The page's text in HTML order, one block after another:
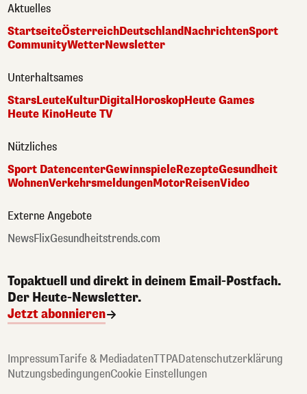
Aktuelles
StartseiteÖsterreichDeutschlandNachrichtenSport
CommunityWetterNewsletter
Unterhaltsames
StarsLeuteKulturDigitalHoroskopHeute Games
Heute KinoHeute TV
Nützliches
Sport DatencenterGewinnspieleRezepteGesundheit
WohnenVerkehrsmeldungenMotorReisenVideo
Externe Angebote
NewsFlixGesundheitstrends.com
Topaktuell und direkt in deinem Email-Postfach.
Der Heute-Newsletter.
Jetzt abonnieren
ImpressumTarife & MediadatenTTPADatenschutzerklärung
NutzungsbedingungenCookie Einstellungen